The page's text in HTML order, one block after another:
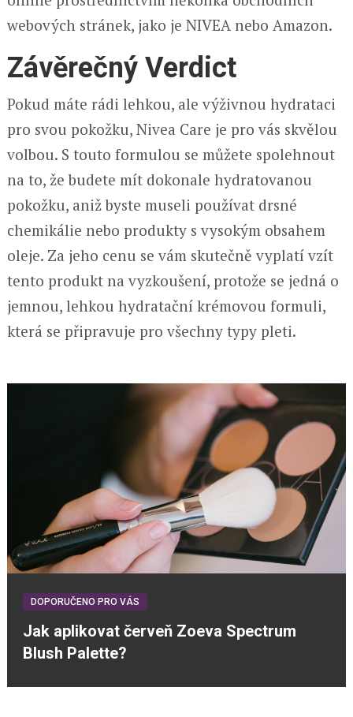
webových stránek, jako je NIVEA nebo Amazon.
Závěrečný Verdict
Pokud máte rádi lehkou, ale výživnou hydrataci
pro svou pokožku, Nivea Care je pro vás skvělou
volbou. S touto formulou se můžete spolehnout
na to, že budete mít dokonale hydratovanou
pokožku, aniž byste museli používat drsné
chemikálie nebo produkty s vysokým obsahem
oleje. Za jeho cenu se vám skutečně vyplatí vzít
tento produkt na vyzkoušení, protože se jedná o
jemnou, lehkou hydratační krémovou formuli,
která se připravuje pro všechny typy pleti.
DOPORUČENO PRO VÁS
Jak aplikovat červeň Zoeva Spectrum
Blush Palette?